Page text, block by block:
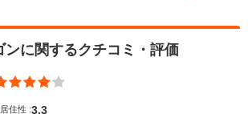
-
ンに関するクチコミ・評価
居住性 :3.3